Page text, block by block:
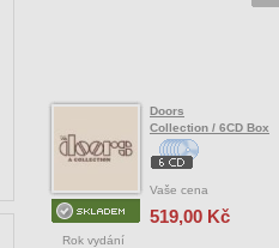
Rok vydání
Doors
Collection / 6CD Box
Vaše cena
519,00 Kč